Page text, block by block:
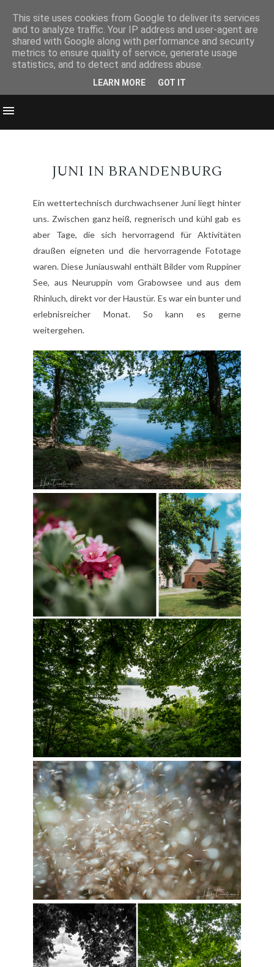
JUNI IN BRANDENBURG
Ein wettertechnisch durchwachsener Juni liegt hinter
uns. Zwischen ganz heiß, regnerisch und kühl gab es
aber Tage, die sich hervorragend für Aktivitäten
draußen eigneten und die hervorragende Fototage
waren. Diese Juniauswahl enthält Bilder vom Ruppiner
See, aus Neuruppin vom Grabowsee und aus dem
Rhinluch, direkt vor der Haustür. Es war ein bunter und
erlebnisreicher Monat. So kann es gerne
weitergehen.
This site uses cookies from Google to deliver its services
and to analyze traffic. Your IP address and user-agent are
shared with Google along with performance and security
metrics to ensure quality of service, generate usage
statistics, and to detect and address abuse.
LEARN MORE GOT IT